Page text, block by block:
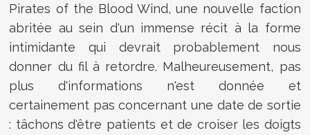
Pirates of the Blood Wind, une nouvelle faction
abritée au sein d'un immense récit à la forme
intimidante qui devrait probablement nous
donner du fil à retordre. Malheureusement, pas
plus d'informations n'est donnée et
certainement pas concernant une date de sortie
: tâchons d'être patients et de croiser les doigts